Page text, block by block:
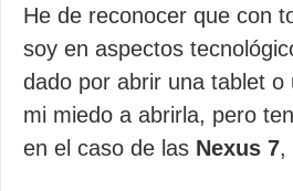
He de reconocer que con
soy en aspectos
dado por abrir una tablet
mi miedo a abrirla, pero
en el caso de las Nexus 7,